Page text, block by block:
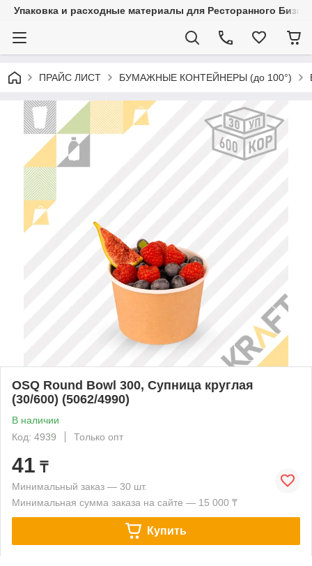
Упаковка и расходные материалы для Ресторанного
ПРАЙС ЛИСТ БУМАЖНЫЕ КОНТЕЙНЕРЫ (до 100°)
OSQ Round Bowl 300, Супница круглая
(30/600) (5062/4990)
В наличии
Код: 4939
Только опт
41 ₸
Минимальный заказ — 30 шт.
Минимальная сумма заказа на сайте — 15 000 ₸
Купить